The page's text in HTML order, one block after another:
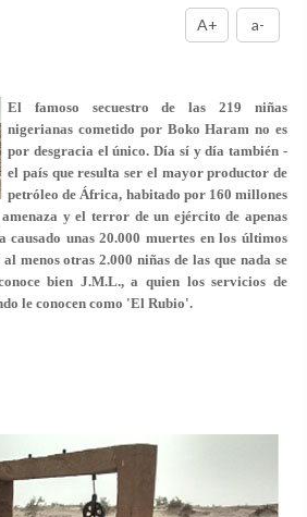
A+ a-
El famoso secuestro de las 219 niñas
nigerianas cometido por Boko Haram no es
por desgracia el único. Día sí y día también -
el país que resulta ser el mayor productor de
petróleo de África, habitado por 160 millones
y el terror de un ejército de apenas
causado unas 20.000 muertes en los últimos
menos otras 2.000 niñas de las que nada se
bien J.M.L., a quien los servicios de
le conocen como 'El Rubio'.